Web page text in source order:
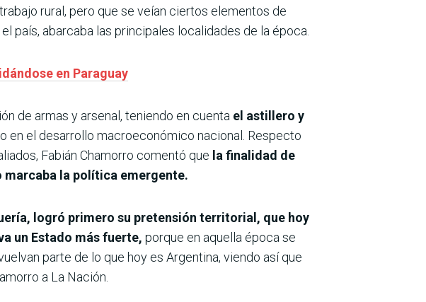
rural, pero que se veían ciertos elementos de
país, abarcaba las principales localidades de la época.
en Paraguay
de armas y arsenal, teniendo en cuenta el astillero y
en el desarrollo macroeconómico nacional. Respecto
Fabián Chamorro comentó que la finalidad de
marcaba la política emergente.
logró primero su pretensión territorial, que hoy
un Estado más fuerte, porque en aquella época se
parte de lo que hoy es Argentina, viendo así que
a La Nación.